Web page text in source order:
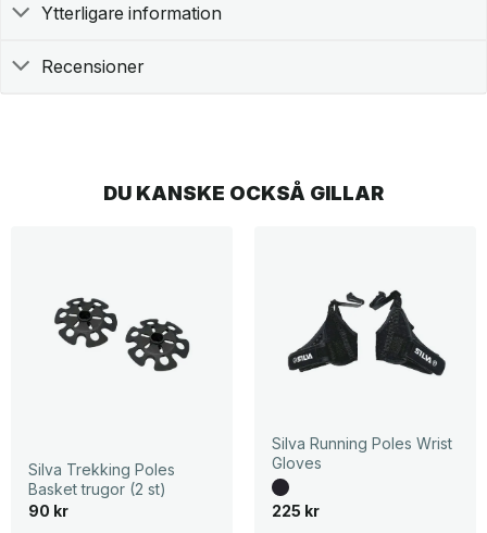
Ytterligare information
Recensioner
DU KANSKE OCKSÅ GILLAR
Silva Trekking Poles
Basket trugor (2 st)
90 kr
Silva Running Poles Wrist
Gloves
225 kr